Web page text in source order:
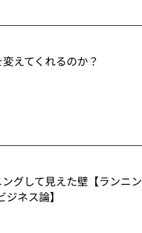
えてくれるのか？
グして見えた壁【ランニン
ネス論】